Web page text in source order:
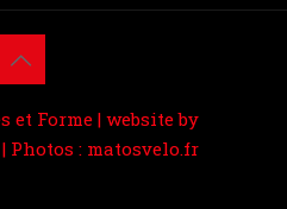
et Forme | website by
| Photos : matosvelo.fr